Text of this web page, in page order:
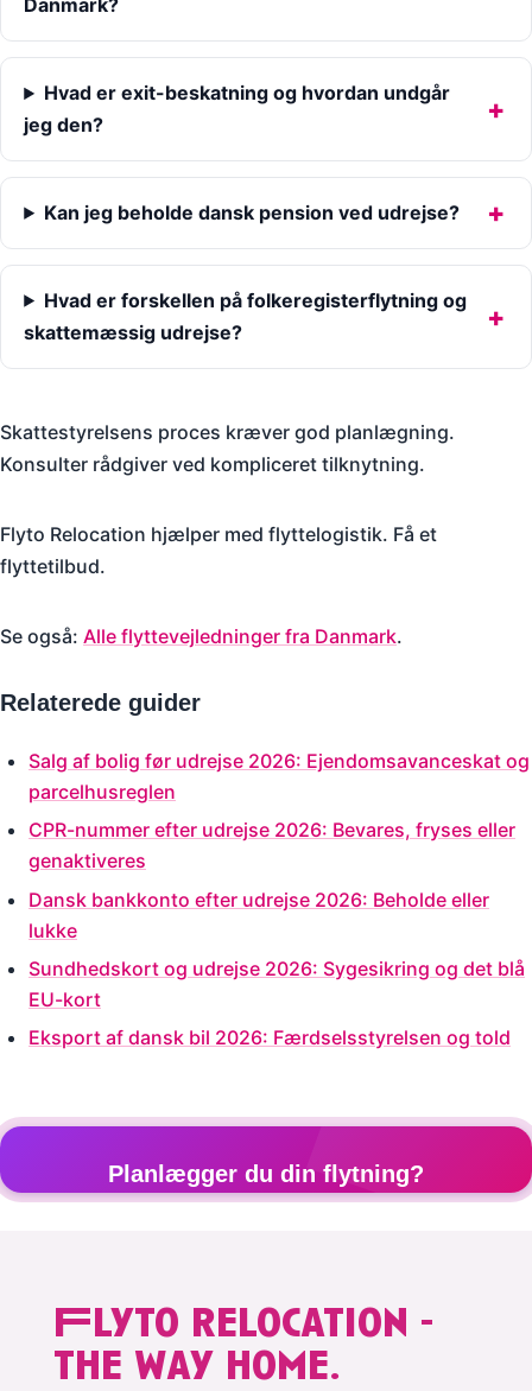
Danmark?
Hvad er exit-beskatning og hvordan undgår
jeg den?
Kan jeg beholde dansk pension ved udrejse?
Hvad er forskellen på folkeregisterflytning og
skattemæssig udrejse?
Skattestyrelsens proces kræver god planlægning.
Konsulter rådgiver ved kompliceret tilknytning.
Flyto Relocation hjælper med flyttelogistik. Få et
flyttetilbud.
Se også: Alle flyttevejledninger fra Danmark.
Relaterede guider
Salg af bolig før udrejse 2026: Ejendomsavanceskat og
parcelhusreglen
CPR-nummer efter udrejse 2026: Bevares, fryses eller
genaktiveres
Dansk bankkonto efter udrejse 2026: Beholde eller
lukke
Sundhedskort og udrejse 2026: Sygesikring og det blå
EU-kort
Eksport af dansk bil 2026: Færdselsstyrelsen og told
Planlægger du din flytning?
Få gratis tilbud →
Flyto relocation -
the way home.